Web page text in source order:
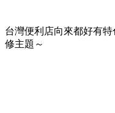
台灣便利店向來都好有
修主題～